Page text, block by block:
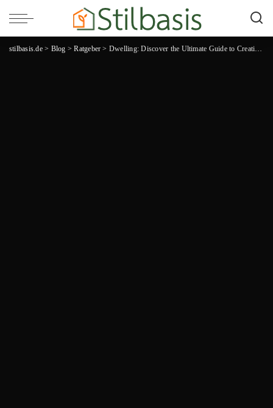
stilbasis.de> Blog >Ratgeber > Dwelling: Discover the Ultimate Guide to Creating Your Dream Home